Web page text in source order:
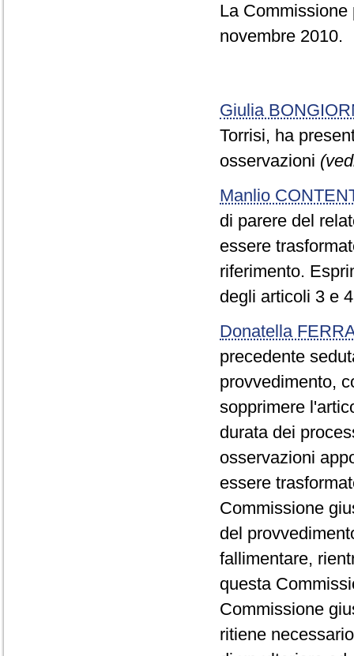
La
novembre 2010.
Giulia
Torrisi, ha
osservazioni
Manlio
di parere del
essere
riferimento.
degli articoli 3 e
Donatella
precedente
provvedimento,
sopprimere
durata dei
osservazioni
essere
Commissione
del
fallimentare,
questa
Commissione
ritiene